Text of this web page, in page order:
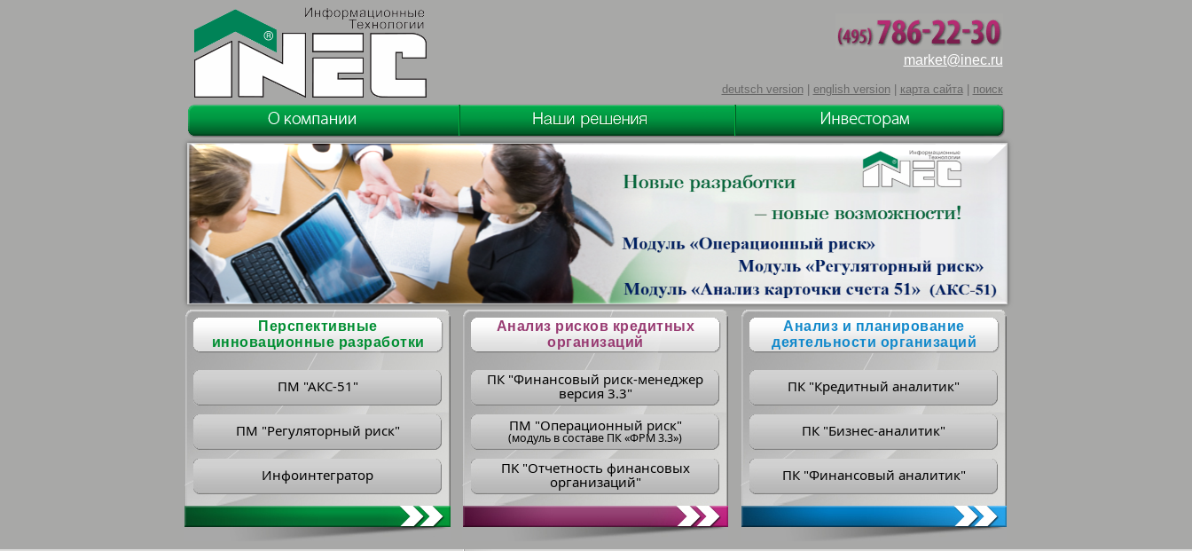
market@inec.ru
deutsch version| english version| карта сайта| поиск
Перспективные
инновационные разработки
ПМ "АКС-51"
ПМ "Регуляторный риск"
Инфоинтегратор
Анализ рисков кредитных
организаций
ПК "Финансовый риск-менеджер
версия 3.3"
ПM "Операционный риск"
(модуль в составе ПК «ФРМ 3.3»)
ПK "Отчетность финансовых
организаций"
Анализ и планирование
деятельности организаций
ПК "Кредитный аналитик"
ПК "Бизнес-аналитик"
ПК "Финансовый аналитик"